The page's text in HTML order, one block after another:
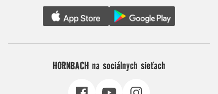
HORNBACH na sociálnych sieťach